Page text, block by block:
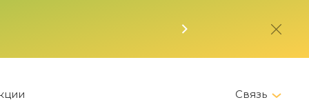
Связь